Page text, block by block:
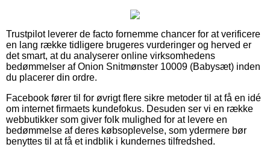
Trustpilot leverer de facto fornemme chancer for at verificere
en lang række tidligere brugeres vurderinger og herved er
det smart, at du analyserer online virksomhedens
bedømmelser af Onion Snitmønster 10009 (Babysæt) inden
du placerer din ordre.
Facebook fører til for øvrigt flere sikre metoder til at få en idé
om internet firmaets kundefokus. Desuden ser vi en række
webbutikker som giver folk mulighed for at levere en
bedømmelse af deres købsoplevelse, som ydermere bør
benyttes til at få et indblik i kundernes tilfredshed.